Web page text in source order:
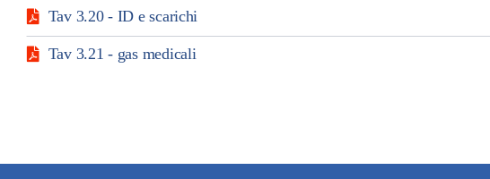
Tav 3.20 - ID e scarichi
Tav 3.21 - gas medicali